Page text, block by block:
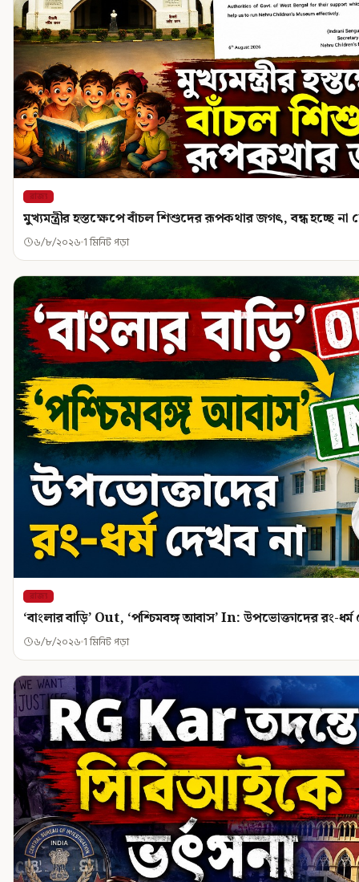
রাজ্য
মুখ্যমন্ত্রীর হস্তক্ষেপে বাঁচল শিশুদের রূপকথার জগৎ, বন্ধ হচ্ছে না
৬/৮/২০২৬ 1 মিনিট পড়া
রাজ্য
‘বাংলার বাড়ি’ Out, ‘পশ্চিমবঙ্গ আবাস’ In: উপভোক্তাদের রং-ধর্ম
৬/৮/২০২৬ 1 মিনিট পড়া